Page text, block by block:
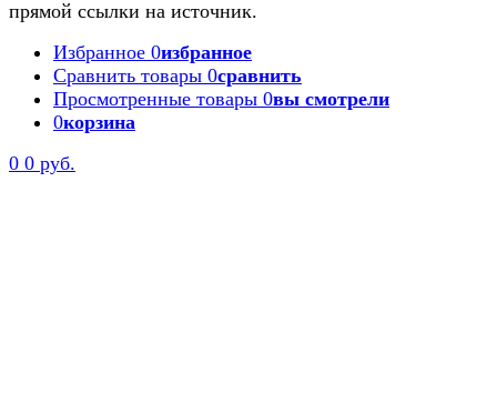
прямой ссылки на источник.
Избранное 0избранное
Сравнить товары 0сравнить
Просмотренные товары 0вы смотрели
0корзина
0 0 руб.